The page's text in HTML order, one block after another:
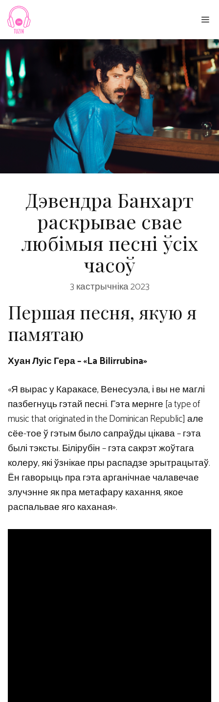
Skip
content
Дэвендра Банхарт
раскрывае свае
любімыя песні ўсіх
часоў
3 кастрычніка 2023
Першая песня, якую я
памятаю
Хуан Луіс Гера – «La Bilirrubina»
«Я вырас у Каракасе, Венесуэла, і вы не маглі
пазбегнуць гэтай песні. Гэта мернге [a type of
music that originated in the Dominican Republic] але
сёе-тое ў гэтым было сапраўды цікава – гэта
былі тэксты. Білірубін – гэта сакрэт жоўтага
колеру, які ўзнікае пры распадзе эрытрацытаў.
Ён гаворыць пра гэта арганічнае чалавечае
злучэнне як пра метафару кахання, якое
распальвае яго каханая».